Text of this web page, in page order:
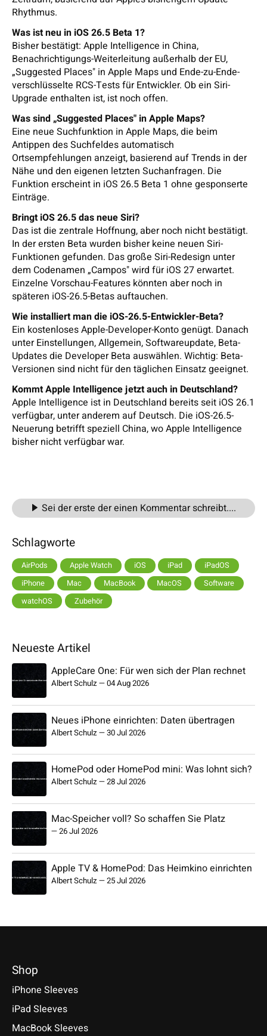
Rhythmus.
Was ist neu in iOS 26.5 Beta 1?
Bisher bestätigt: Apple Intelligence in China,
Benachrichtigungs-Weiterleitung außerhalb der EU,
„Suggested Places" in Apple Maps und Ende-zu-Ende-
verschlüsselte RCS-Tests für Entwickler. Ob ein Siri-
Upgrade enthalten ist, ist noch offen.
Was sind „Suggested Places" in Apple Maps?
Eine neue Suchfunktion in Apple Maps, die beim
Antippen des Suchfeldes automatisch
Ortsempfehlungen anzeigt, basierend auf Trends in der
Nähe und den eigenen letzten Suchanfragen. Die
Funktion erscheint in iOS 26.5 Beta 1 ohne gesponserte
Einträge.
Bringt iOS 26.5 das neue Siri?
Das ist die zentrale Hoffnung, aber noch nicht bestätigt.
In der ersten Beta wurden bisher keine neuen Siri-
Funktionen gefunden. Das große Siri-Redesign unter
dem Codenamen „Campos" wird für iOS 27 erwartet.
Einzelne Vorschau-Features könnten aber noch in
späteren iOS-26.5-Betas auftauchen.
Wie installiert man die iOS-26.5-Entwickler-Beta?
Ein kostenloses Apple-Developer-Konto genügt. Danach
unter Einstellungen, Allgemein, Softwareupdate, Beta-
Updates die Developer Beta auswählen. Wichtig: Beta-
Versionen sind nicht für den täglichen Einsatz geeignet.
Kommt Apple Intelligence jetzt auch in Deutschland?
Apple Intelligence ist in Deutschland bereits seit iOS 26.1
verfügbar, unter anderem auf Deutsch. Die iOS-26.5-
Neuerung betrifft speziell China, wo Apple Intelligence
bisher nicht verfügbar war.
Sei der erste der einen Kommentar schreibt....
Schlagworte
AirPods Apple Watch iOS iPad
iPadOS
iPhone
Mac MacBook MacOS
Software
watchOS
Zubehör
Neueste Artikel
AppleCare One: Für wen sich der Plan rechnet
Albert Schulz—04 Aug 2026
Neues iPhone einrichten: Daten übertragen
Albert Schulz—30 Jul 2026
HomePod oder HomePod mini: Was lohnt sich?
Albert Schulz—28 Jul 2026
Mac-Speicher voll? So schaffen Sie Platz
—26 Jul 2026
Apple TV & HomePod: Das Heimkino einrichten
Albert Schulz—25 Jul 2026
Shop
iPhone Sleeves
iPad Sleeves
MacBook Sleeves